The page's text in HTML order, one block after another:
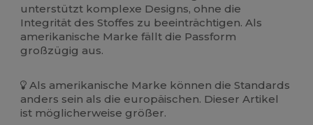
unterstützt komplexe Designs, ohne die
Integrität des Stoffes zu beeinträchtigen. Als
amerikanische Marke fällt die Passform
großzügig aus.
Als amerikanische Marke können die Standards
anders sein als die europäischen. Dieser Artikel
ist möglicherweise größer.